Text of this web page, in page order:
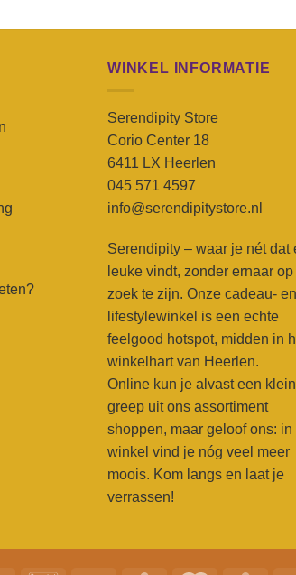
WINKEL INFORMATIE
Serendipity Store
Corio Center 18
6411 LX Heerlen
045 571 4597
info@serendipitystore.nl
Serendipity – waar je nét dat
leuke vindt, zonder ernaar op
zoek te zijn. Onze cadeau- en
lifestylewinkel is een echte
feelgood hotspot, midden in
winkelhart van Heerlen.
Online kun je alvast een
greep uit ons assortiment
shoppen, maar geloof ons: in
winkel vind je nóg veel meer
moois. Kom langs en laat je
verrassen!